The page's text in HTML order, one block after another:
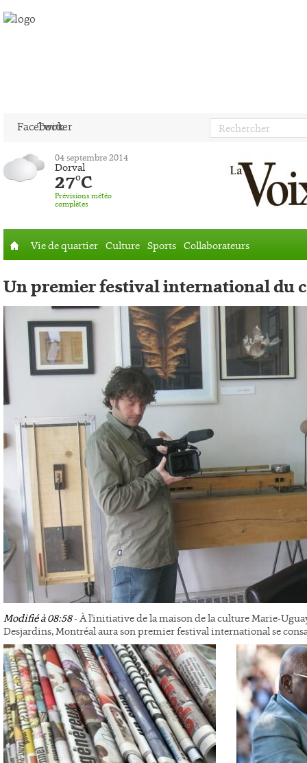
Facebook
Twitter
04 septembre 2014
Dorval
27°C
Prévisions météo
complètes
Vie de quartier Culture Sports Collaborateurs
Un premier festival international du
Modifié à 08:58- À l'initiative de la maison de la culture Marie-
Desjardins, Montréal aura son premier festival international se